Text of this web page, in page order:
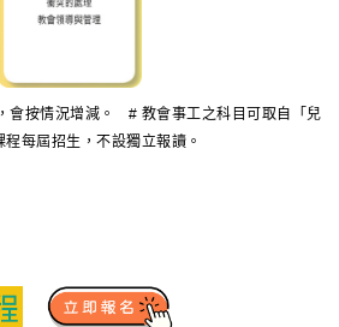
會按情況增減。 # 教會事工之科目可取自「兒
程每屆招生，不設獨立報讀。